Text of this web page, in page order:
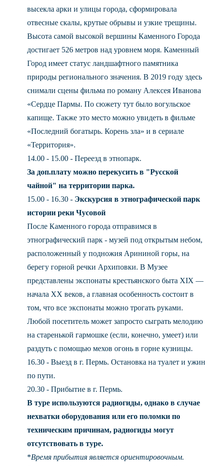
высекла арки и улицы города, сформировала
отвесные скалы, крутые обрывы и узкие трещины.
Высота самой высокой вершины Каменного Города
достигает 526 метров над уровнем моря. Каменный
Город имеет статус ландшафтного памятника
природы регионального значения. В 2019 году здесь
снимали сцены фильма по роману Алексея Иванова
«Сердце Пармы. По сюжету тут было вогульское
капище. Также это место можно увидеть в фильме
«Последний богатырь. Корень зла» и в сериале
«Территория».
14.00 - 15.00 - Переезд в этнопарк.
За доп.плату можно перекусить в "Русской
чайной" на территории парка.
15.00 - 16.30 - Экскурсия в этнографической парк
истории реки Чусовой
После Каменного города отправимся в
этнографический парк - музей под открытым небом,
расположенный у подножия Арининой горы, на
берегу горной речки Архиповки. В Музее
представлены экспонаты крестьянского быта XIX —
начала XX веков, а главная особенность состоит в
том, что все экспонаты можно трогать руками.
Любой посетитель может запросто сыграть мелодию
на старенькой гармошке (если, конечно, умеет) или
раздуть с помощью мехов огонь в горне кузницы.
16.30 - Выезд в г. Пермь. Остановка на туалет и ужин
по пути.
20.30 - Прибытие в г. Пермь.
В туре используются радиогиды, однако в случае
нехватки оборудования или его поломки по
техническим причинам, радиогиды могут
отсутствовать в туре.
*Время прибытия является ориентировочным.